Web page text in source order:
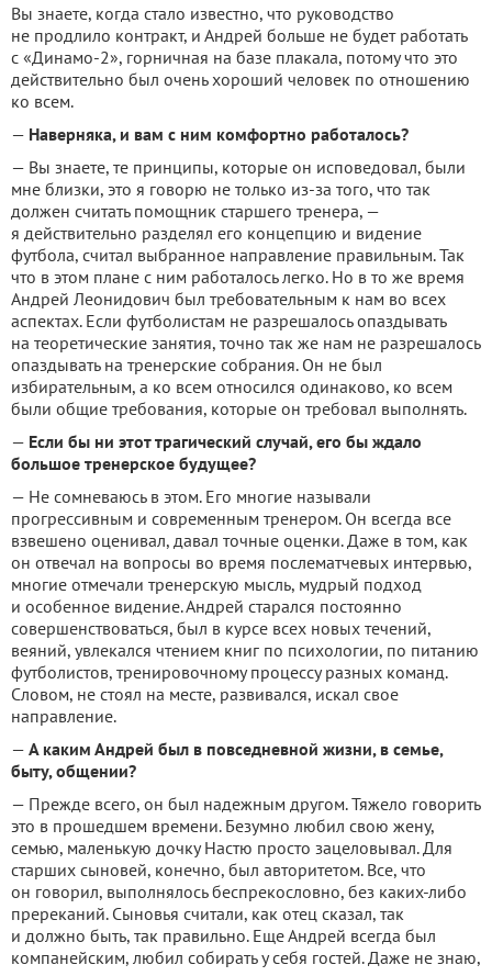
Вы знаете, когда стало известно, что руководство
не продлило контракт, и Андрей больше не будет работать
с «Динамо-2», горничная на базе плакала, потому что это
действительно был очень хороший человек по отношению
ко всем.
— Наверняка, и вам с ним комфортно работалось?
— Вы знаете, те принципы, которые он исповедовал, были
мне близки, это я говорю не только из-за того, что так
должен считать помощник старшего тренера, —
я действительно разделял его концепцию и видение
футбола, считал выбранное направление правильным. Так
что в этом плане с ним работалось легко. Но в то же время
Андрей Леонидович был требовательным к нам во всех
аспектах. Если футболистам не разрешалось опаздывать
на теоретические занятия, точно так же нам не разрешалось
опаздывать на тренерские собрания. Он не был
избирательным, а ко всем относился одинаково, ко всем
были общие требования, которые он требовал выполнять.
— Если бы ни этот трагический случай, его бы ждало
большое тренерское будущее?
— Не сомневаюсь в этом. Его многие называли
прогрессивным и современным тренером. Он всегда все
взвешено оценивал, давал точные оценки. Даже в том, как
он отвечал на вопросы во время послематчевых интервью,
многие отмечали тренерскую мысль, мудрый подход
и особенное видение. Андрей старался постоянно
совершенствоваться, был в курсе всех новых течений,
веяний, увлекался чтением книг по психологии, по питанию
футболистов, тренировочному процессу разных команд.
Словом, не стоял на месте, развивался, искал свое
направление.
— А каким Андрей был в повседневной жизни, в семье,
быту, общении?
— Прежде всего, он был надежным другом. Тяжело говорить
это в прошедшем времени. Безумно любил свою жену,
семью, маленькую дочку Настю просто зацеловывал. Для
старших сыновей, конечно, был авторитетом. Все, что
он говорил, выполнялось беспрекословно, без каких-либо
пререканий. Сыновья считали, как отец сказал, так
и должно быть, так правильно. Еще Андрей всегда был
компанейским, любил собирать у себя гостей. Даже не знаю,